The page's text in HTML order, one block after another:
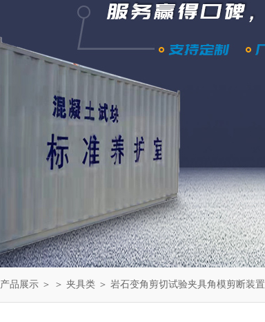
产品展示 ＞ ＞ 夹具类 ＞ 岩石变角剪切试验夹具角模剪断装置